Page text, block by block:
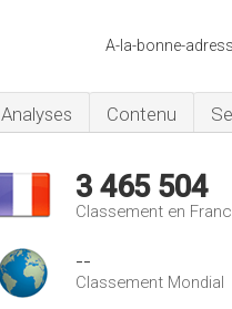
A-la-bonne-
Analyses Contenu
3 465 504
Classement en
--
Classement Mondial